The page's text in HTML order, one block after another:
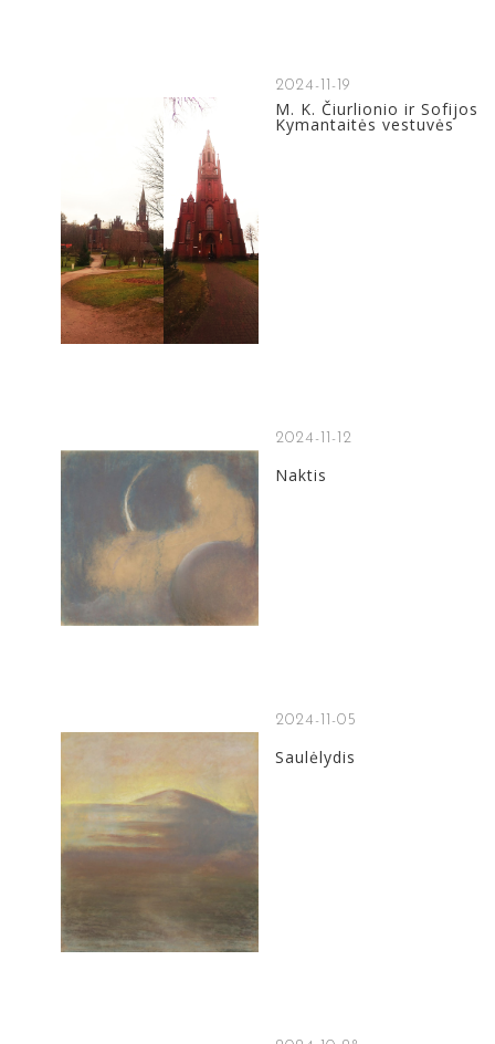
2024-11-19
M. K. Čiurlionio ir Sofijos
Kymantaitės vestuvės
2024-11-12
Naktis
2024-11-05
Saulėlydis